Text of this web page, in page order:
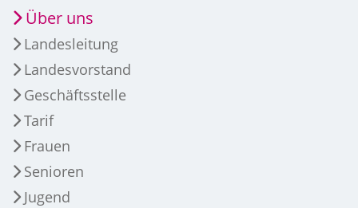
Über uns
Landesleitung
Landesvorstand
Geschäftsstelle
Tarif
Frauen
Senioren
Jugend